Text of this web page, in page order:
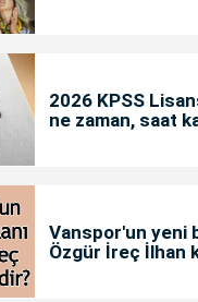
2026 KPSS
ne zaman, saat
Vanspor'un yeni
Özgür İreç İlhan